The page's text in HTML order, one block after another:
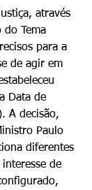
através
Tema
para a
de agir em
Data de
A decisão,
Paulo
diferentes
de